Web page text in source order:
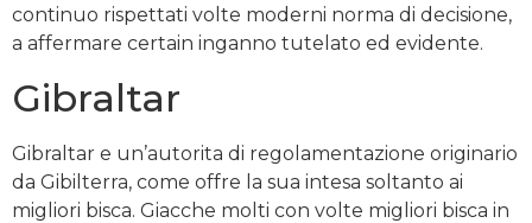
continuo rispettati volte moderni norma di decisione,
a affermare certain inganno tutelato ed evidente.
Gibraltar
Gibraltar e un’autorita di regolamentazione originario
da Gibilterra, come offre la sua intesa soltanto ai
migliori bisca. Giacche molti con volte migliori bisca in